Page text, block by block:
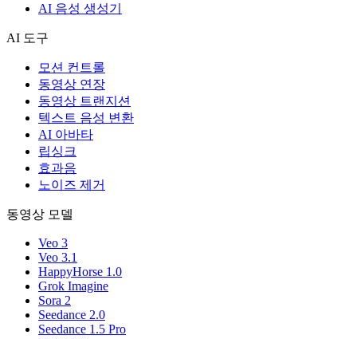
AI 음성 생성기
AI 도구
모션 컨트롤
동영상 연장
동영상 트랜지션
텍스트 음성 변환
AI 아바타
립싱크
효과음
노이즈 제거
동영상 모델
Veo 3
Veo 3.1
HappyHorse 1.0
Grok Imagine
Sora 2
Seedance 2.0
Seedance 1.5 Pro